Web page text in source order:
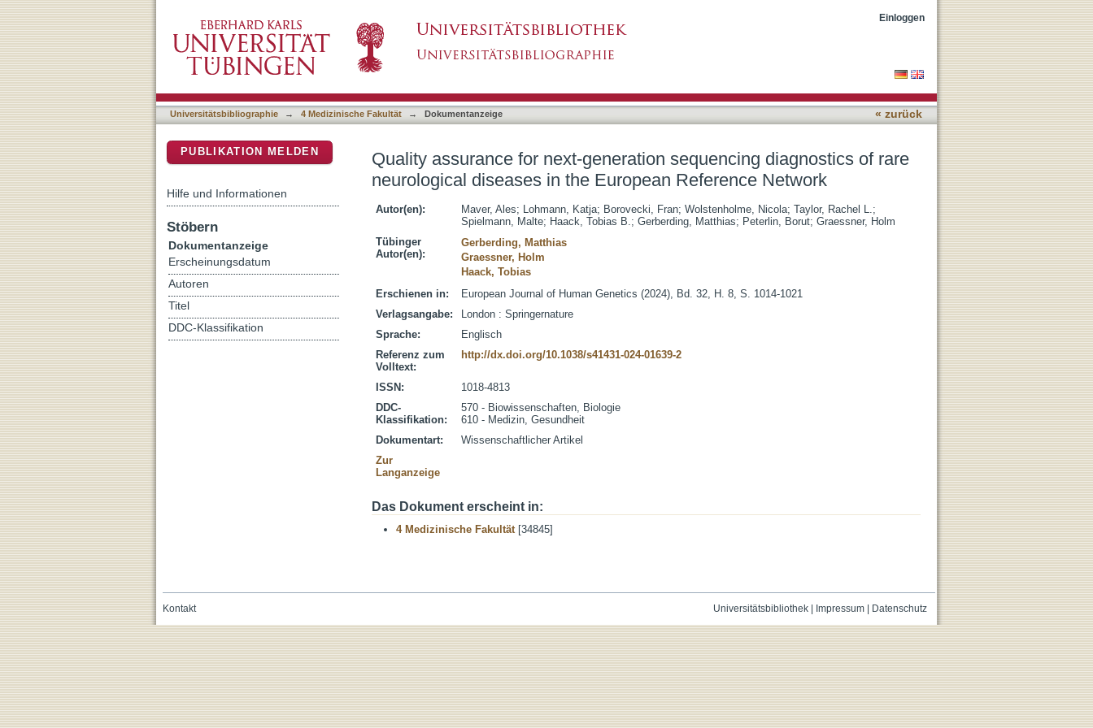
Quality assurance for next-generation sequencing diagnostics of rare neurological diseases in the
European Reference Network
Einloggen
Universitätsbibliographie → 4 Medizinische Fakultät → Dokumentanzeige « zurück
Quality assurance for next-generation sequencing diagnostics of rare
neurological diseases in the European Reference Network
Autor(en): Maver, Ales; Lohmann, Katja; Borovecki, Fran; Wolstenholme, Nicola; Taylor, Rachel L.;
Spielmann, Malte; Haack, Tobias B.; Gerberding, Matthias; Peterlin, Borut; Graessner, Holm
Tübinger
Autor(en):
Gerberding, Matthias
Graessner, Holm
Haack, Tobias
Erschienen in:
European Journal of Human Genetics (2024), Bd. 32, H. 8, S. 1014-1021
Verlagsangabe:
London : Springernature
Sprache:
Englisch
Referenz zum
Volltext:
http://dx.doi.org/10.1038/s41431-024-01639-2
ISSN:
1018-4813
DDC-
Klassifikation:
570 - Biowissenschaften, Biologie
610 - Medizin, Gesundheit
Dokumentart:
Wissenschaftlicher Artikel
Zur
Langanzeige
Das Dokument erscheint in:
4 Medizinische Fakultät[34845]
PUBLIKATION MELDEN
Hilfe und Informationen
Stöbern
Dokumentanzeige
Erscheinungsdatum
Autoren
Titel
DDC-Klassifikation
Universitätsbibliothek| Impressum| Datenschutz
Kontakt